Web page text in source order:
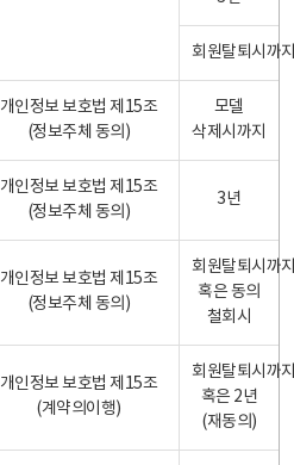
회원탈퇴시까
개인정보 보호법 제15조
(정보주체 동의)
모델
삭제시까지
개인정보 보호법 제15조
(정보주체 동의)
3년
개인정보 보호법 제15조
(정보주체 동의)
회원탈퇴시까
혹은 동의
철회시
개인정보 보호법 제15조
(계약의이행)
회원탈퇴시까
혹은 2년
(재동의)